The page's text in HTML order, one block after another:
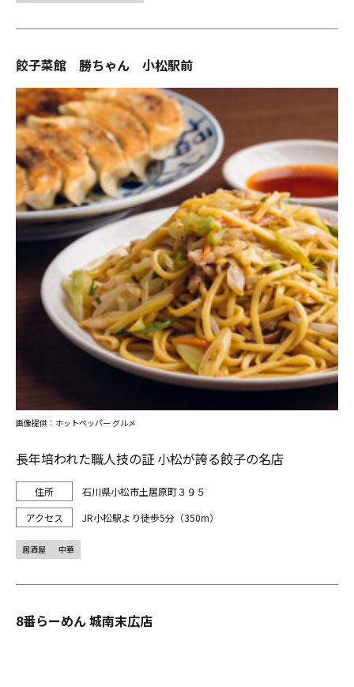
餃子菜館 勝ちゃん 小松駅前
長年培われた職人技の証 小松が誇る餃子の名店
石川県小松市土居原町３９５
JR小松駅より徒歩5分（350m）
画像提供：ホットペッパー グルメ
居酒屋 中華
8番らーめん 城南末広店